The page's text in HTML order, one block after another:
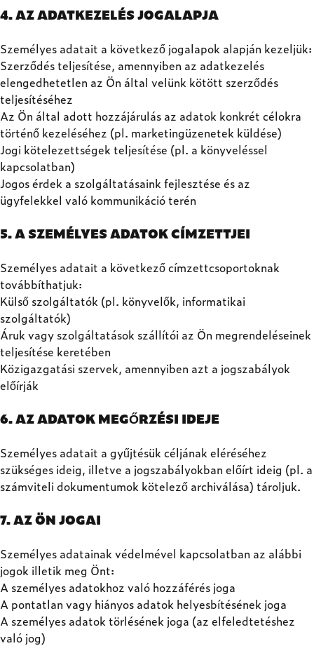
4. AZ ADATKEZELÉS JOGALAPJA
Személyes adatait a következő jogalapok alapján kezeljük:
Szerződés teljesítése, amennyiben az adatkezelés
elengedhetetlen az Ön által velünk kötött szerződés
teljesítéséhez
Az Ön által adott hozzájárulás az adatok konkrét célokra
történő kezeléséhez (pl. marketingüzenetek küldése)
Jogi kötelezettségek teljesítése (pl. a könyveléssel
kapcsolatban)
Jogos érdek a szolgáltatásaink fejlesztése és az
ügyfelekkel való kommunikáció terén
5. A SZEMÉLYES ADATOK CÍMZETTJEI
Személyes adatait a következő címzettcsoportoknak
továbbíthatjuk:
Külső szolgáltatók (pl. könyvelők, informatikai
szolgáltatók)
Áruk vagy szolgáltatások szállítói az Ön megrendeléseinek
teljesítése keretében
Közigazgatási szervek, amennyiben azt a jogszabályok
előírják
6. AZ ADATOK MEGŐRZÉSI IDEJE
Személyes adatait a gyűjtésük céljának eléréséhez
szükséges ideig, illetve a jogszabályokban előírt ideig (pl. a
számviteli dokumentumok kötelező archiválása) tároljuk.
7. AZ ÖN JOGAI
Személyes adatainak védelmével kapcsolatban az alábbi
jogok illetik meg Önt:
A személyes adatokhoz való hozzáférés joga
A pontatlan vagy hiányos adatok helyesbítésének joga
A személyes adatok törlésének joga (az elfeledtetéshez
való jog)